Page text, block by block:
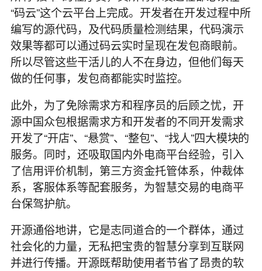
“码云”这个云平台上完成。开发者在开发过程中所
编写的源代码，及代码质量检测结果，代码演示
效果等都可以通过码云实时呈现在发包商眼前。
所以尽管这些干活儿的人不在身边，但他们每天
做的任何事，发包商都能实时监控。
此外，为了免除需求方和程序员的后顾之忧，开
源中国众包根据需求方和开发者的不同开发需求
开发了“开店”、“悬赏”、“整包”、“找人”四大模块的
服务。同时，还吸取国内外电商平台经验，引入
了信用评价机制，第三方资金托管体系，仲裁体
系，客服体系等配套服务，为智慧交易的电商平
台保驾护航。
开源通俗地讲，它是志同道合的一个群体，通过
社会化的力量，无私把宝贵的智慧分享到互联网
并进行传播。开源既帮助使用者节省了昂贵的软